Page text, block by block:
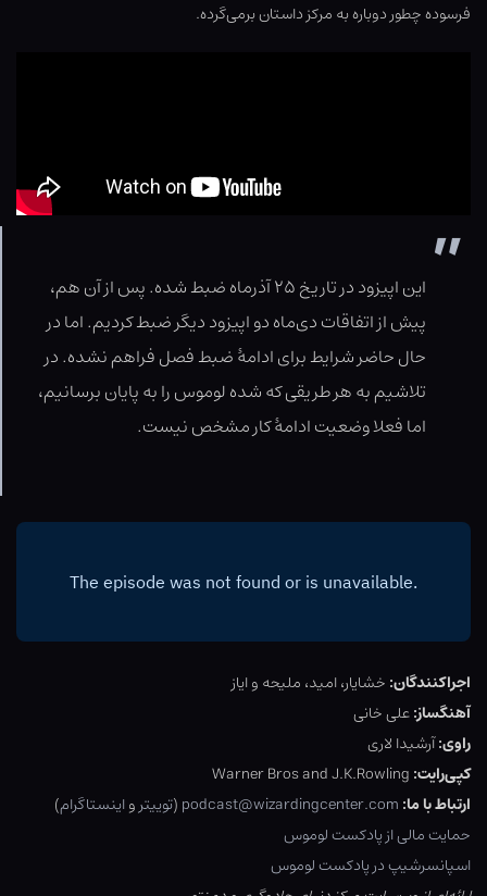
فرسوده چطور دوباره به مرکز داستان برمی‌گرده.
این اپیزود در تاریخ ۲۵ آذر‌ماه ضبط شده. پس از آن هم،
پیش از اتفاقات دی‌ماه دو اپیزود دیگر ضبط کردیم. اما در
حال حاضر شرایط برای ادامهٔ ضبط فصل فراهم نشده. در
تلاشیم به هر طریقی که شده لوموس را به پایان برسانیم،
اما فعلا وضعیت ادامهٔ کار مشخص نیست.
اجراکنندگان: خشایار، امید، ملیحه و ایاز
آهنگساز:علی خانی
راوی:آرشیدا لاری
کپی‌رایت: Warner Bros and J.K.Rowling
ارتباط با ما: podcast@wizardingcenter.com
(توییترواینستاگرام)
حمایت مالی از پادکست لوموس
اسپانسرشیپ در پادکست لوموس